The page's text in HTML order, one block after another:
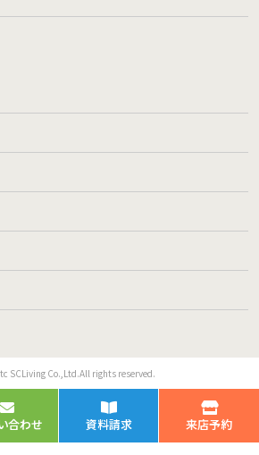
合わせ 資料請求 来店予約
SCLiving Co.,Ltd.All rights reserved.